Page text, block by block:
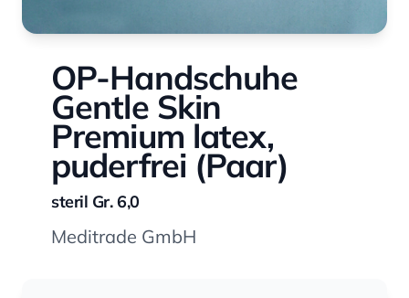
OP-Handschuhe
Gentle Skin
Premium latex,
puderfrei (Paar)
steril Gr. 6,0
Meditrade GmbH